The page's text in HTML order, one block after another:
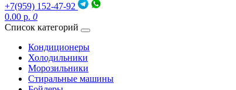
+7(959) 152-47-92
0.00 р. 0
Список категорий
Кондиционеры
Холодильники
Морозильники
Стиральные машины